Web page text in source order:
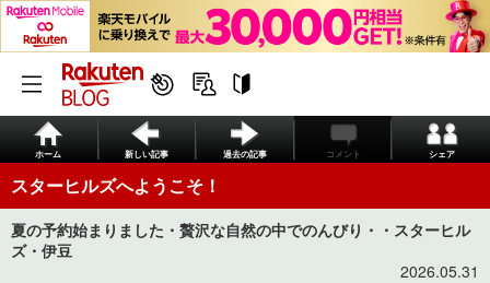
ホーム 新しい記事 過去の記事 コメント シェア
スターヒルズへようこそ！
夏の予約始まりました・贅沢な自然の中でのんびり・・スターヒル
ズ・伊豆
2026.05.31